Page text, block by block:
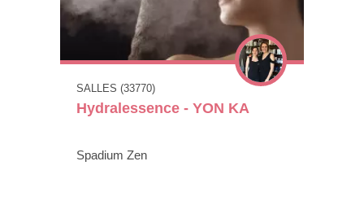
SALLES (33770)
Hydralessence - YON KA
Spadium Zen